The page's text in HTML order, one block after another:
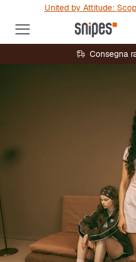
United by Attitude:
Consegna